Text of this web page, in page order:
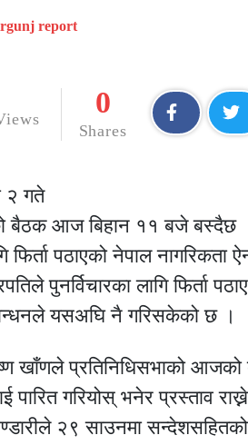
report
0
Shares
२ गते
बैठक आज बिहान ११ बजे बस्दैछ ।
फिर्ता पठाएको नेपाल
पुनर्विचारका लागि फिर्ता
यसअघि नै गरिसकेको छ ।
खाँणले प्रतिनिधिसभाको आजको
पारित गरियोस् भनेर प्रस्ताव
२९ साउनमा सन्देशसहितको